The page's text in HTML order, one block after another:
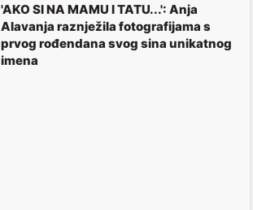
'AKO SI NA MAMU I TATU...': Anja
Alavanja raznježila fotografijama s
prvog rođendana svog sina unikatnog
imena